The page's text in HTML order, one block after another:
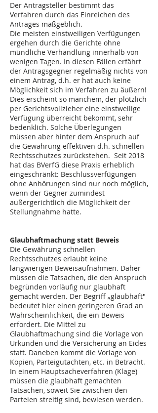
Der Antragsteller bestimmt das
Verfahren durch das Einreichen des
Antrages maßgeblich.
Die meisten einstweiligen Verfügungen
ergehen durch die Gerichte ohne
mündliche Verhandlung innerhalb von
wenigen Tagen. In diesen Fällen erfährt
der Antragsgegner regelmäßig nichts von
einem Antrag, d.h. er hat auch keine
Möglichkeit sich im Verfahren zu äußern!
Dies erscheint so manchem, der plötzlich
per Gerichtsvollzieher eine einstweilige
Verfügung überreicht bekommt, sehr
bedenklich. Solche Überlegungen
müssen aber hinter dem Anspruch auf
die Gewährung effektiven d.h. schnellen
Rechtsschutzes zurückstehen. Seit 2018
hat das BVerfG diese Praxis erheblich
eingeschränkt: Beschlussverfügungen
ohne Anhörungen sind nur noch möglich,
wenn der Gegner zumindest
außergerichtlich die Möglichkeit der
Stellungnahme hatte.
Glaubhaftmachung statt Beweis
Die Gewährung schnellen
Rechtsschutzes erlaubt keine
langwierigen Beweisaufnahmen. Daher
müssen die Tatsachen, die den Anspruch
begründen vorläufig nur glaubhaft
gemacht werden. Der Begriff „glaubhaft"
bedeutet hier einen geringeren Grad an
Wahrscheinlichkeit, die ein Beweis
erfordert. Die Mittel zu
Glaubhaftmachung sind die Vorlage von
Urkunden und die Versicherung an Eides
statt. Daneben kommt die Vorlage von
Kopien, Parteigutachten, etc. in Betracht.
In einem Hauptsacheverfahren (Klage)
müssen die glaubhaft gemachten
Tatsachen, soweit Sie zwischen den
Parteien streitig sind, bewiesen werden.